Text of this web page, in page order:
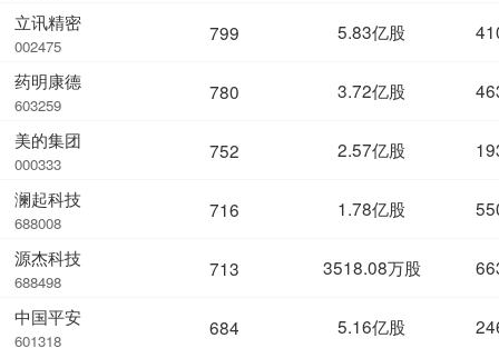
立讯精密
002475
药明康德
603259
美的集团
000333
澜起科技
688008
源杰科技
688498
中国平安
601318
799 5.83亿股
780 3.72亿股
752 2.57亿股
716 1.78亿股
713 3518.08万股
684 5.16亿股